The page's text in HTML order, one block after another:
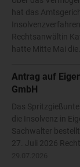
hat das
Rechtsanwältin
hatte Mitte Mai
Antrag auf
GmbH
Das
die Insolvenz in
Sachwalter
27. Juli 2026